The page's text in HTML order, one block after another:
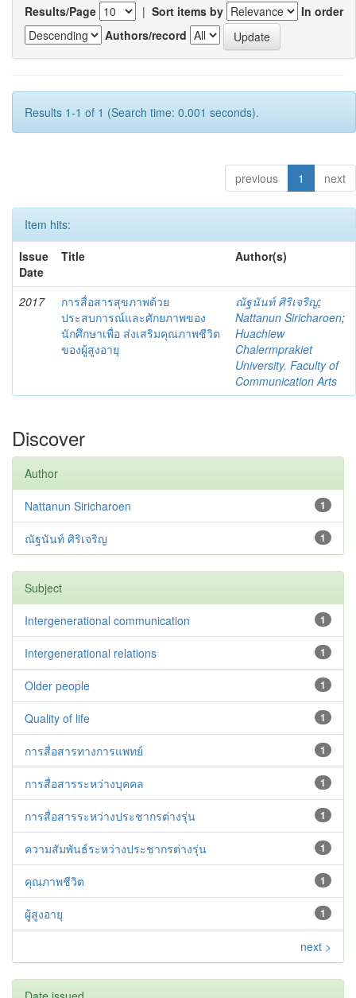
Results/Page | Sort items by
In order
Authors/record
Results 1-1 of 1 (Search time: 0.001 seconds).
previous 1 next
Item hits:
Issue
Date
Title Author(s)
2017
การสื่อสารสุขภาพด้วย
ประสบการณ์และศักยภาพของ
นักศึกษาเพื่อ ส่งเสริมคุณภาพชีวิต
ของผู้สูงอายุ
ณัฐนันท์ ศิริเจริญ;
Nattanun Siricharoen;
Huachiew
Chalermprakiet
University. Faculty of
Communication Arts
Discover
Author
1
Nattanun Siricharoen
1
ณัฐนันท์ ศิริเจริญ
Subject
1
Intergenerational communication
1
Intergenerational relations
1
Older people
1
Quality of life
1
การสื่อสารทางการแพทย์
1
การสื่อสารระหว่างบุคคล
1
การสื่อสารระหว่างประชากรต่างรุ่น
1
ความสัมพันธ์ระหว่างประชากรต่างรุ่น
1
คุณภาพชีวิต
1
ผู้สูงอายุ
next >